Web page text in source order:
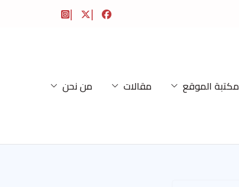
مكتبة الموقع مقالات من نحن